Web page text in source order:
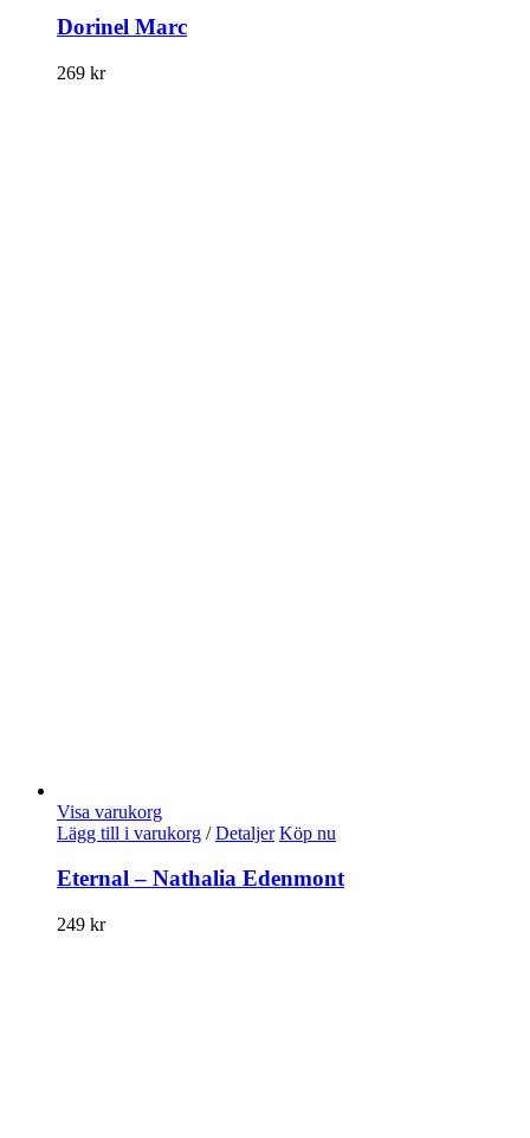
Dorinel Marc
269 kr
Visa varukorg
Lägg till i varukorg / Detaljer Köp nu
Eternal – Nathalia Edenmont
249 kr